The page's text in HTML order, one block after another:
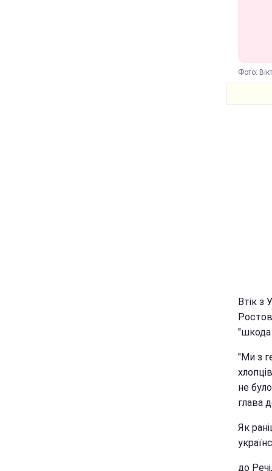
Фото:
Втік з
"шкода
"Ми з
не
глава
Як
до